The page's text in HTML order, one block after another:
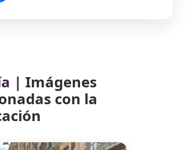
| Imágenes
con la